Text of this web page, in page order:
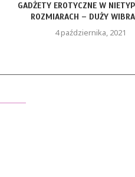
GADŻETY EROTYCZNE W
ROZMIARACH – DUŻY
4 października, 2021